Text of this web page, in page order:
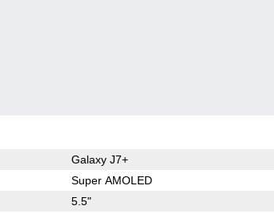
Galaxy J7+
Super AMOLED
5.5"